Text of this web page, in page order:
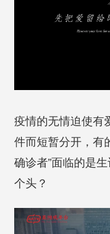
疫情的无情迫使有
件而短暂分开，有
确诊者”面临的是
个头？